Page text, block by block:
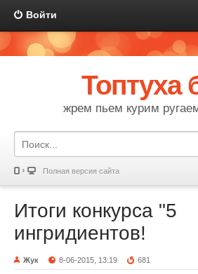
Войти
Топтуха
жрем пьем курим
Полная версия сайта
Итоги конкурса "5
ингридиентов!
Жук 8-06-2015, 13:19 681